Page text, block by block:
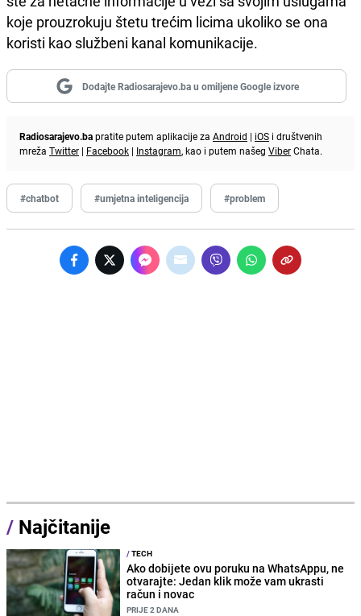
koje prouzrokuju štetu trećim licima ukoliko se ona
koristi kao službeni kanal komunikacije.
Dodajte Radiosarajevo.ba u omiljene Google izvore
Radiosarajevo.bapratite putem aplikacije za Android | iOS i društvenih
mreža Twitter | Facebook | Instagram, kao i putem našeg ViberChata.
#chatbot #umjetna inteligencija #problem
/ Najčitanije
/TECH
Ako dobijete ovu poruku na WhatsAppu, ne
otvarajte: Jedan klik može vam ukrasti
račun i novac
PRIJE 2 DANA